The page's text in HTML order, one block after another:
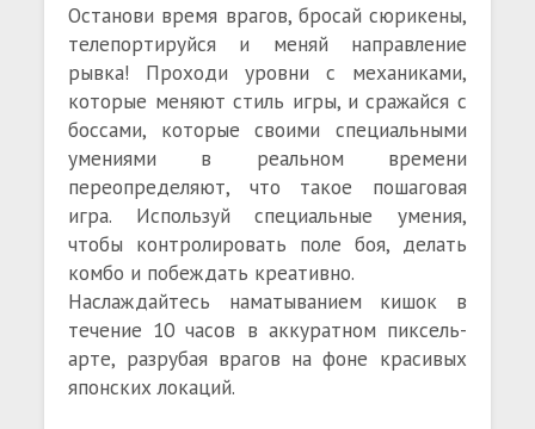
Останови время врагов, бросай сюрикены,
телепортируйся и меняй направление
рывка! Проходи уровни с механиками,
которые меняют стиль игры, и сражайся с
боссами, которые своими специальными
умениями в реальном времени
переопределяют, что такое пошаговая
игра. Используй специальные умения,
чтобы контролировать поле боя, делать
комбо и побеждать креативно.
Наслаждайтесь наматыванием кишок в
течение 10 часов в аккуратном пиксель-
арте, разрубая врагов на фоне красивых
японских локаций.